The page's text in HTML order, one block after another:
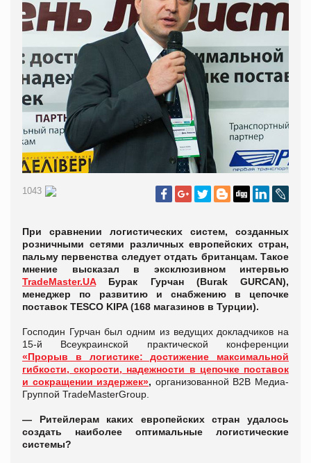
1043
При сравнении логистических систем, созданных
розничными сетями различных европейских стран,
пальму первенства следует отдать британцам. Такое
мнение высказал в эксклюзивном интервью
TradeMaster.UAБурак Гурчан (Burak GURCAN),
менеджер по развитию и снабжению в цепочке
поставок TESCO KIPA (168 магазинов в Турции).
Господин Гурчан был одним из ведущих докладчиков на
15-й Всеукраинской практической конференции
«Прорыв в логистике: достижение максимальной
гибкости, скорости, надежности в цепочке поставок
и сокращении издержек», организованной В2В Медиа-
Группой TradeMasterGroup.
— Ритейлерам каких европейских стран удалось
создать наиболее оптимальные логистические
системы?